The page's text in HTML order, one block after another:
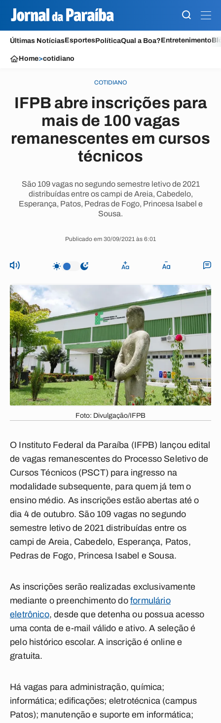
Últimas NotíciasEsportesPolíticaQual a Boa?Entretenimento
Home>cotidiano
COTIDIANO
IFPB abre inscrições para
mais de 100 vagas
remanescentes em cursos
técnicos
São 109 vagas no segundo semestre letivo de 2021
distribuídas entre os campi de Areia, Cabedelo,
Esperança, Patos, Pedras de Fogo, Princesa Isabel e
Sousa.
Publicado em 30/09/2021 às 6:01
Foto: Divulgação/IFPB
O Instituto Federal da Paraíba (IFPB) lançou edital
de vagas remanescentes do Processo Seletivo de
Cursos Técnicos (PSCT) para ingresso na
modalidade subsequente, para quem já tem o
ensino médio. As inscrições estão abertas até o
dia 4 de outubro. São 109 vagas no segundo
semestre letivo de 2021 distribuídas entre os
campi de Areia, Cabedelo, Esperança, Patos,
Pedras de Fogo, Princesa Isabel e Sousa.
As inscrições serão realizadas exclusivamente
mediante o preenchimento doformulário
eletrônico, desde que detenha ou possua acesso
uma conta de e-mail válido e ativo. A seleção é
pelo histórico escolar. A inscrição é online e
gratuita.
Há vagas para administração, química;
informática; edificações; eletrotécnica (campus
Patos); manutenção e suporte em informática;